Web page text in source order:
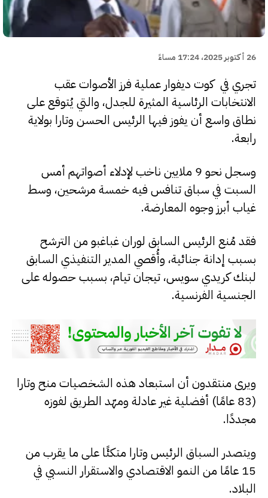
26 أكتوبر 2025، 17:24 مساءً
تجري في كوت ديفوار عملية فرز الأصوات عقب
الانتخابات الرئاسية المثيرة للجدل، والتي يُتوقع على
نطاق واسع أن يفوز فيها الرئيس الحسن وتارا بولاية
رابعة.
وسجل نحو 9 ملايين ناخب لإدلاء أصواتهم أمس
السبت في سباق تنافس فيه خمسة مرشحين، وسط
غياب أبرز وجوه المعارضة.
فقد مُنع الرئيس السابق لوران غباغبو من الترشح
بسبب إدانة جنائية، وأُقصي المدير التنفيذي السابق
لبنك كريدي سويس، تيجان تيام، بسبب حصوله على
الجنسية الفرنسية.
ويرى منتقدون أن استبعاد هذه الشخصيات منح وتارا
(83 عامًا) أفضلية غير عادلة ومهّد الطريق لفوزه
مجددًا.
ويتصدر السباق الرئيس وتارا متكئًا على ما يقرب من
15 عامًا من النمو الاقتصادي والاستقرار النسبي في
البلاد.